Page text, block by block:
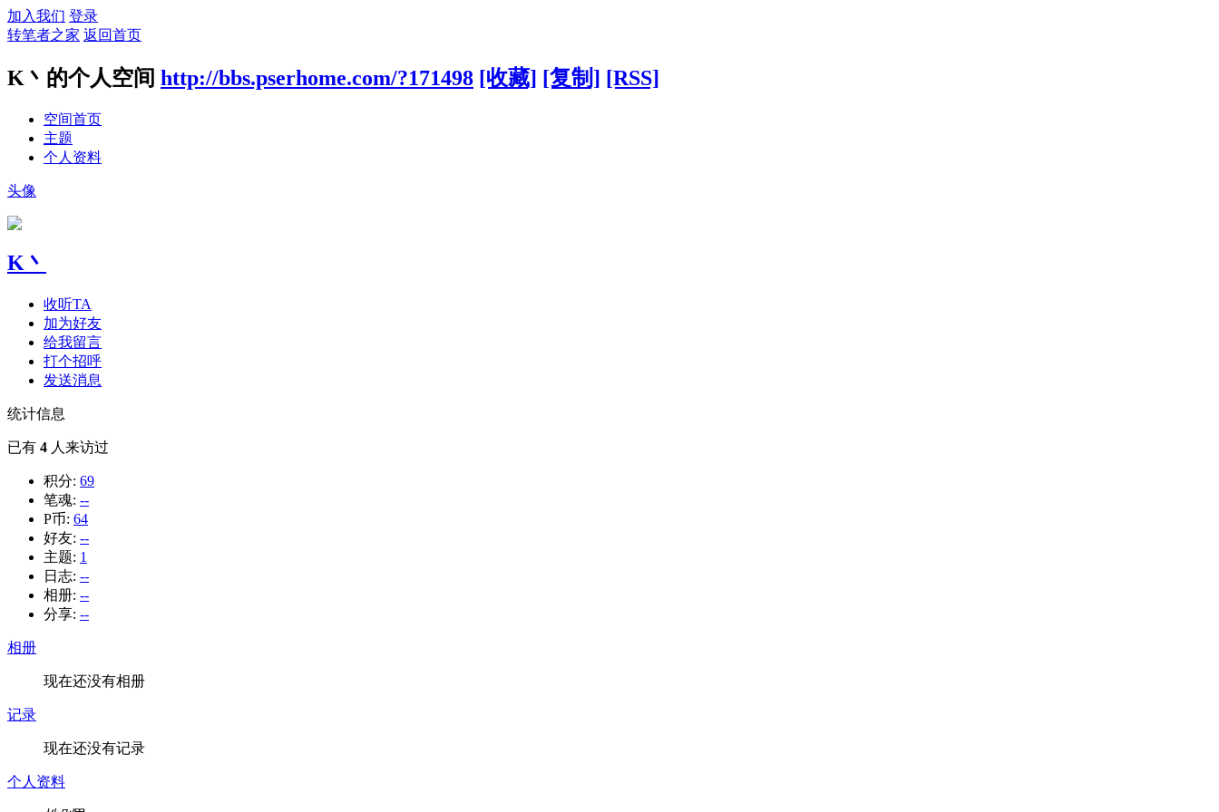
加入我们 登录
转笔者之家 返回首页
K丶的个人空间 http://bbs.pserhome.com/?171498 [收藏] [复制] [RSS]
空间首页
主题
个人资料
头像
K丶
收听TA
加为好友
给我留言
打个招呼
发送消息
统计信息
已有 4 人来访过
积分: 69
笔魂: --
P币: 64
好友: --
主题: 1
日志: --
相册: --
分享: --
相册
现在还没有相册
记录
现在还没有记录
个人资料